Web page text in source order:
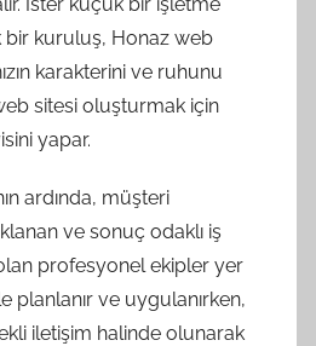
kuruluş, Honaz web
karakterini ve ruhunu
sitesi oluşturmak için
yapar.
ardında, müşteri
ve sonuç odaklı iş
profesyonel ekipler yer
planlanır ve uygulanırken,
iletişim halinde olunarak